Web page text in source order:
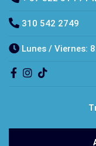
310 542 2749
Lunes / Viernes: